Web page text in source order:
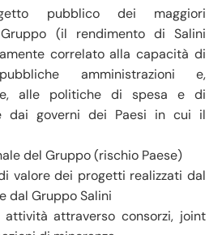
pubblico dei maggiori
(il rendimento di Salini
correlato alla capacità di
amministrazioni e,
alle politiche di spesa e di
dai governi dei Paesi in cui il
del Gruppo (rischio Paese)
valore dei progetti realizzati dal
dal Gruppo Salini
attività attraverso consorzi, joint